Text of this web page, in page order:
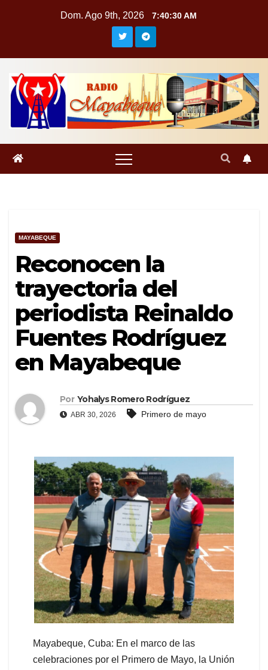
Dom. Ago 9th, 2026 7:40:31 AM
MAYABEQUE
Reconocen la
trayectoria del
periodista Reinaldo
Fuentes Rodríguez
en Mayabeque
Por Yohalys Romero Rodríguez
ABR 30, 2026 Primero de mayo
Mayabeque, Cuba: En el marco de las
celebraciones por el Primero de Mayo, la Unión